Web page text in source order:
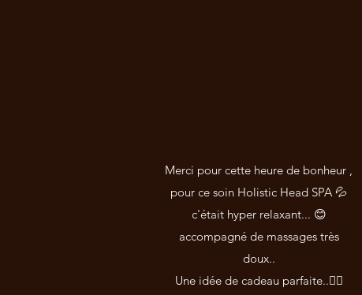
Merci pour cette heure de bonheur ,
pour ce soin Holistic Head SPA 💦
c'était hyper relaxant... 😊
accompagné de massages très
doux..
Une idée de cadeau parfaite..👍🏼